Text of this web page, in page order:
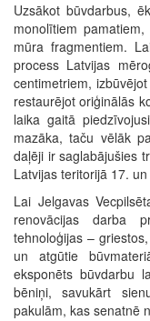
Uzsākot būvdarbus,
monolītiem
mūra fragmentiem.
process Latvijas
centimetriem,
restaurējot oriģinālās
laika gaitā
mazāka, taču vēlāk
daļēji ir saglabājušies
Latvijas teritorijā 17.
Lai Jelgavas
renovācijas darba
tehnoloģijas –
un atgūtie
eksponēts būvdarbu
bēniņi, savukārt
pakulām, kas senatnē